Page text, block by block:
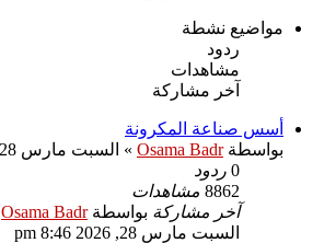
مواضيع نشطة
ردود
مشاهدات
آخر مشاركة
أسس صناعة المكرونة
بواسطةOsama Badr
» السبت مارس 28, 2026 8:46 pm
0 ردود
8862 مشاهدات
آخر مشاركة بواسطةOsama Badr
السبت مارس 28, 2026 8:46 pm